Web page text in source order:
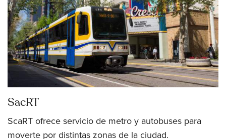
SacRT
ScaRT ofrece servicio de metro y autobuses para
moverte por distintas zonas de la ciudad.